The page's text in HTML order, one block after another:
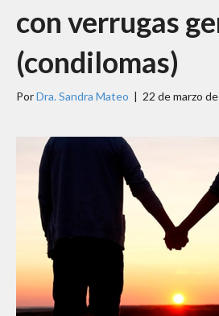
con verrugas
(condilomas)
PorDra. Sandra Mateo | 22 de marzo